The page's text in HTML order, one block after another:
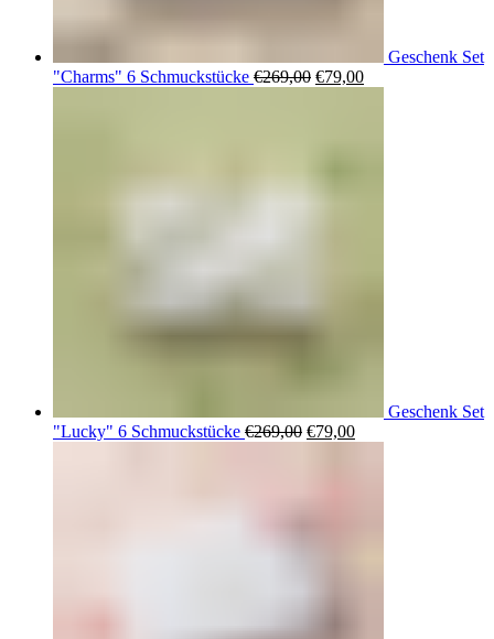
Geschenk Set
"Charms" 6 Schmuckstücke €269,00 Ursprünglicher
€79,00Aktueller
Geschenk Set
"Lucky" 6 Schmuckstücke €269,00 Ursprünglicher
€79,00Aktueller